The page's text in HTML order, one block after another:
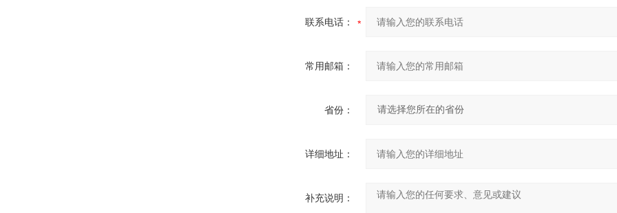
联系电话：
常用邮箱：
省份：
详细地址：
补充说明：